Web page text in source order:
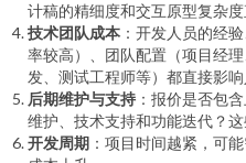
计稿的精细度和交互原型复杂度
技术团队成本 ：开发人员的经
率较高）、团队配置（项目经
发、测试工程师等）都直接影响
后期维护与支持 ：报价是否包
维护、技术支持和功能迭代？
开发周期 ：项目时间越紧，可